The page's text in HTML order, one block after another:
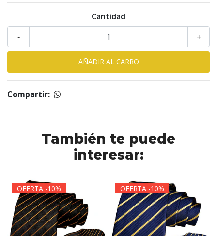
Cantidad
+
-
Compartir:
También te puede
interesar:
OFERTA -10% OFERTA -10%